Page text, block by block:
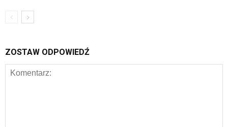
ZOSTAW ODPOWIEDŹ